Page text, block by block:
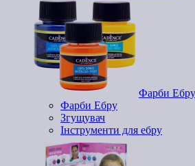
Фарби
Фарби Ебру
Згущувач
Інструменти для ебру